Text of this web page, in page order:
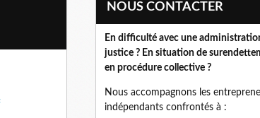
NOUS CONTACTER
En difficulté avec une
justice ? En situation de
en procédure collective ?
Nous accompagnons les
indépendants confrontés à :